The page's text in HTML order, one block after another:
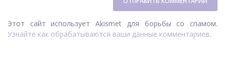
Этот сайт использует Akismet для борьбы со спамом.
Узнайте как обрабатываются ваши данные комментариев.